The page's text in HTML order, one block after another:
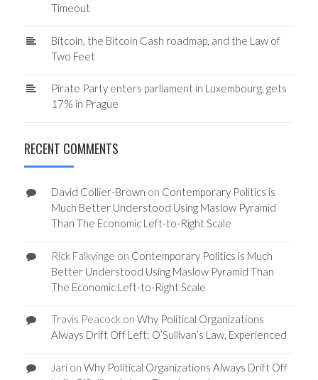
Timeout
Bitcoin, the Bitcoin Cash roadmap, and the Law of
Two Feet
Pirate Party enters parliament in Luxembourg, gets
17% in Prague
RECENT COMMENTS
David Collier-Brown on Contemporary Politics is
Much Better Understood Using Maslow Pyramid
Than The Economic Left-to-Right Scale
Rick Falkvinge on Contemporary Politics is Much
Better Understood Using Maslow Pyramid Than
The Economic Left-to-Right Scale
Travis Peacockon Why Political Organizations
Always Drift Off Left: O’Sullivan’s Law, Experienced
Jarion Why Political Organizations Always Drift Off